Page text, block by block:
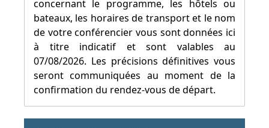
concernant le programme, les hôtels ou
bateaux, les horaires de transport et le nom
de votre conférencier vous sont données ici
à titre indicatif et sont valables au
07/08/2026. Les précisions définitives vous
seront communiquées au moment de la
confirmation du rendez-vous de départ.